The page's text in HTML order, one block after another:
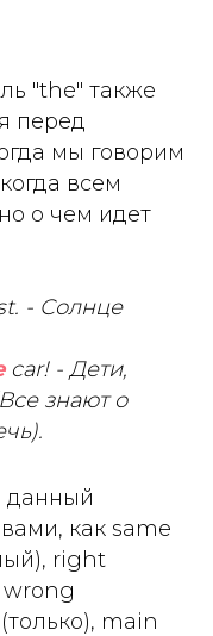
"the" также
перед
мы говорим
всем
о чем идет
- Солнце
car! - Дети,
знают о
данный
как same
right
wrong
main